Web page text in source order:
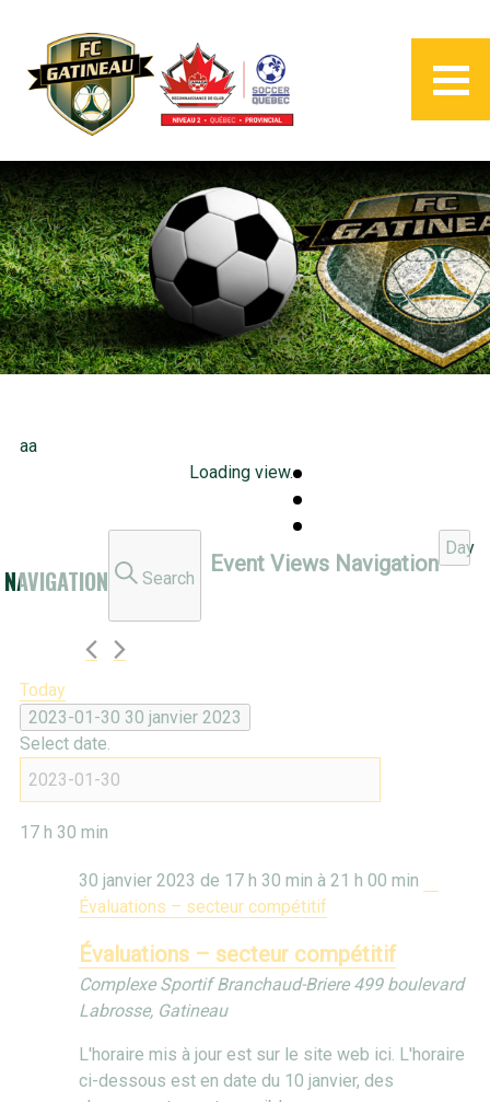
aa
Loading view.
Search
Event Views Navigation
Day
Today
2023-01-30 30 janvier 2023
Select date.
17 h 30 min
30 janvier 2023 de 17 h 30 min à 21 h 00 min
Évaluations – secteur compétitif
Évaluations – secteur compétitif
Complexe Sportif Branchaud-Briere 499 boulevard
Labrosse, Gatineau
L'horaire mis à jour est sur le site web ici. L'horaire
ci-dessous est en date du 10 janvier, des